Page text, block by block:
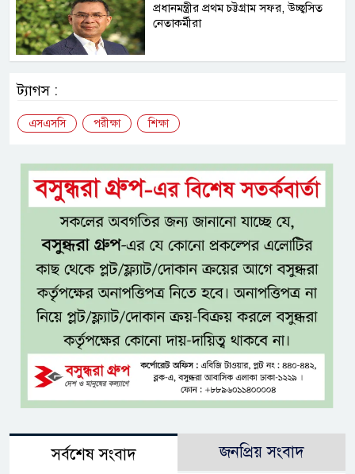
প্রধানমন্ত্রীর প্রথম চট্টগ্রাম সফর, উচ্ছ্বসিত
নেতাকর্মীরা
ট্যাগস :
এসএসসি পরীক্ষা শিক্ষা
সর্বশেষ সংবাদ জনপ্রিয় সংবাদ